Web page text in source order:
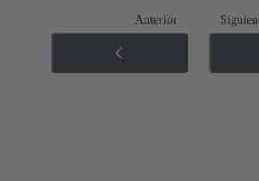
Anterior